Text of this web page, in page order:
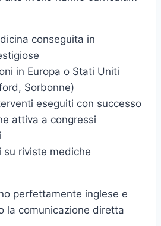
conseguita in
in Europa o Stati Uniti
Sorbonne)
eseguiti con successo
attiva a congressi
su riviste mediche
perfettamente inglese e
la comunicazione diretta